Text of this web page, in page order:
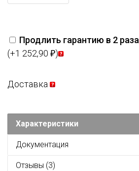
Продлить гарантию в 2 раза
(+1 252,90 ₽)
Доставка
Характеристики
Документация
Отзывы (3)